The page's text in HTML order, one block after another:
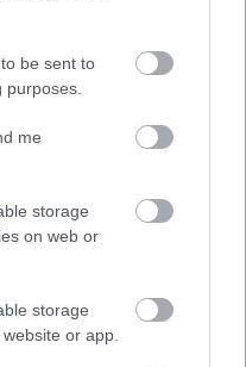
be sent to
me
storage
on web or
storage
or app.
Erdők-mezők
és "katicás"-